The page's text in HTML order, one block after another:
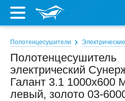
Полотенцесушители Электрические
Полотенцесушитель
электрический
Галант 3.1 1000x600
левый, золото 03-